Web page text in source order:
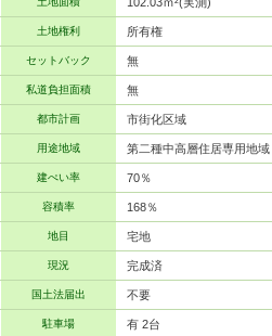
土地権利 所有権
セットバック 無
私道負担面積 無
都市計画 市街化区域
用途地域 第二種中高層住居専用地域
建ぺい率 70％
容積率 168％
地目 宅地
現況 完成済
国土法届出 不要
駐車場 有 2台